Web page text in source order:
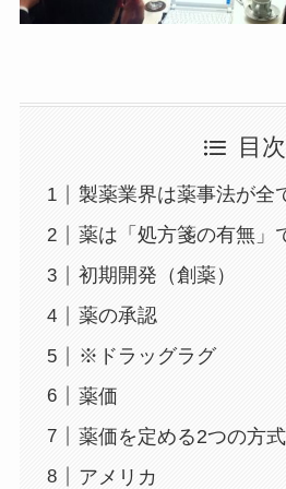
目次
製薬業界は薬事法が全
薬は「処方箋の有無」
初期開発（創薬）
薬の承認
※ドラッグラグ
薬価
薬価を定める2つの方式
アメリカ